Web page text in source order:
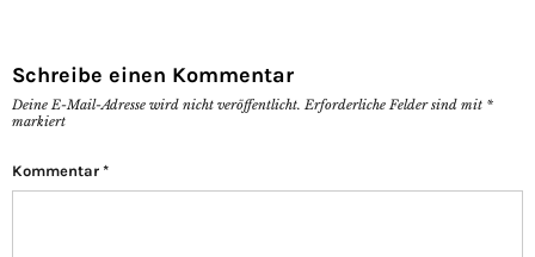
Schreibe einen Kommentar
Deine E-Mail-Adresse wird nicht veröffentlicht. Erforderliche Felder sind mit *
markiert
Kommentar *